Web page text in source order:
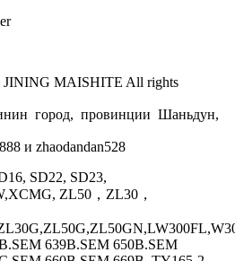
MAISHITE All rights
город, провинции Шаньдун,
и zhaodandan528
SD22, SD23,
ZL50，ZL30，
639B.SEM 650B.SEM